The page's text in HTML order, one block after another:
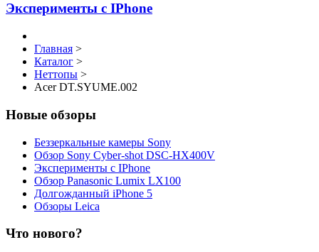
Эксперименты с IPhone
Главная >
Каталог >
Неттопы >
Acer DT.SYUME.002
Новые обзоры
Беззеркальные камеры Sony
Обзор Sony Cyber-shot DSC-HX400V
Эксперименты с IPhone
Обзор Panasonic Lumix LX100
Долгожданный iPhone 5
Обзоры Leica
Что нового?